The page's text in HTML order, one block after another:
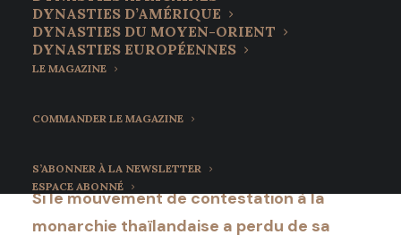
DYNASTIES D’AMÉRIQUE
DYNASTIES DU MOYEN-ORIENT
DYNASTIES EUROPÉENNES
LE MAGAZINE
COMMANDER LE MAGAZINE
S’ABONNER À LA NEWSLETTER
ESPACE ABONNÉ
monarchie
thaïlandaise
15 février 2022
Si le mouvement de contestation à la
monarchie thaïlandaise a perdu de sa